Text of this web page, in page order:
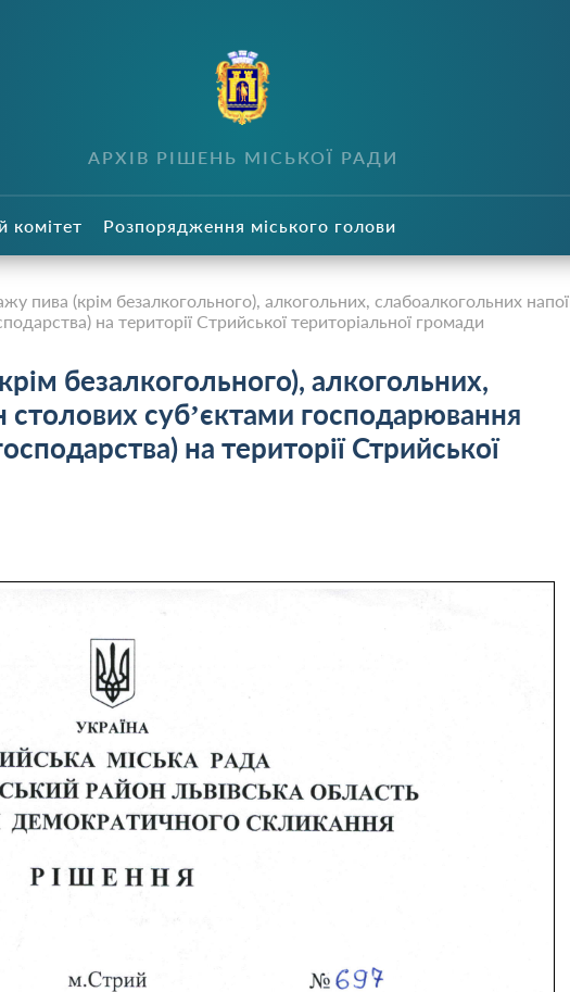
АРХІВ РІШЕНЬ МІСЬКОЇ РАДИ
комітет Розпорядження міського голови
пива (крім безалкогольного), алкогольних, слабоалкогольних
на території Стрийської територіальної громади
безалкогольного), алкогольних,
столових суб’єктами господарювання
на території Стрийської